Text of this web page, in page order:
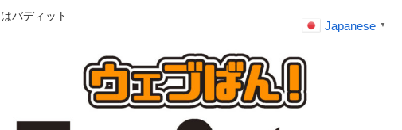
バディット
Japanese ▼